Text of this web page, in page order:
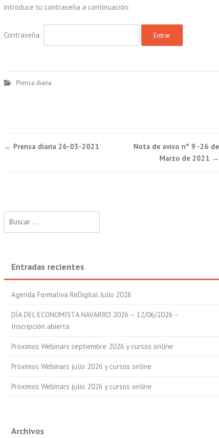
introduce tu contraseña a continuación:
Contraseña:
Prensa diaria
Post
← Prensa diaria 26-03-2021
Nota de aviso nº 9 -26 de
Marzo de 2021 →
Entradas recientes
Agenda Formativa ReDigital Julio 2026
DÍA DEL ECONOMISTA NAVARRO 2026 – 12/06/2026 –
Inscripción abierta
Próximos Webinars septiembre 2026 y cursos online
Próximos Webinars julio 2026 y cursos online
Próximos Webinars julio 2026 y cursos online
Archivos